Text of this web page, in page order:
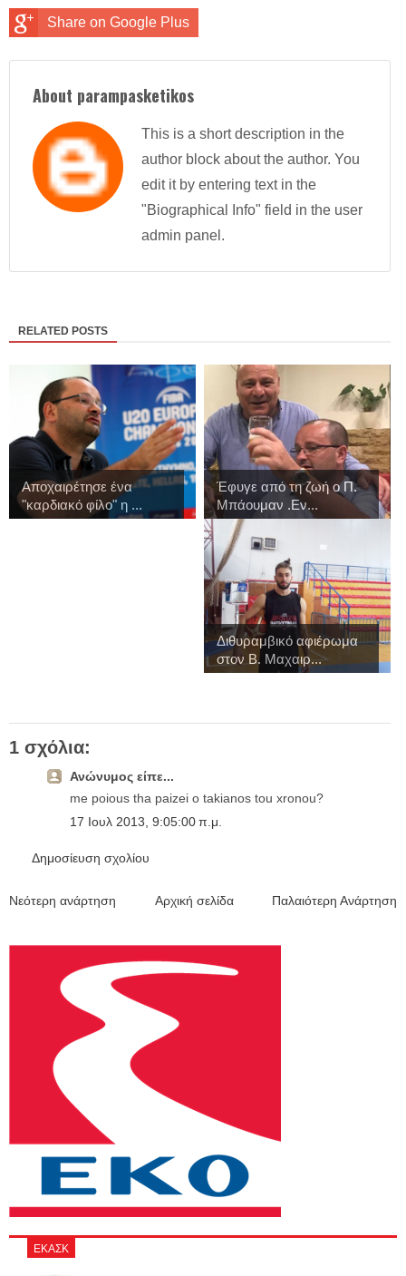
Share on Google Plus
About parampasketikos
This is a short description in the
author block about the author. You
edit it by entering text in the
"Biographical Info" field in the user
admin panel.
RELATED POSTS
Αποχαιρέτησε ένα
"καρδιακό φίλο" η ...
Έφυγε από τη ζωή ο Π.
Μπάουμαν .Εν...
Διθυραμβικό αφιέρωμα
στον Β. Μαχαιρ...
1 σχόλια:
Ανώνυμος είπε...
me poious tha paizei o takianos tou xronou?
17 Ιουλ 2013, 9:05:00 π.μ.
Δημοσίευση σχολίου
Νεότερη ανάρτηση Παλαιότερη Ανάρτηση
Αρχική σελίδα
ΕΚΑΣΚ